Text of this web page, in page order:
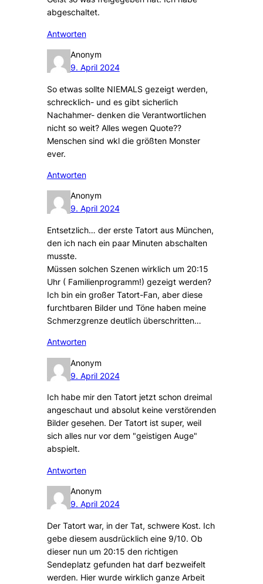
abgeschaltet.
Antworten
Anonym
9. April 2024
So etwas sollte NIEMALS gezeigt werden,
schrecklich- und es gibt sicherlich
Nachahmer- denken die Verantwortlichen
nicht so weit? Alles wegen Quote??
Menschen sind wkl die größten Monster
ever.
Antworten
Anonym
9. April 2024
Entsetzlich… der erste Tatort aus München,
den ich nach ein paar Minuten abschalten
musste.
Müssen solchen Szenen wirklich um 20:15
Uhr ( Familienprogramm!) gezeigt werden?
Ich bin ein großer Tatort-Fan, aber diese
furchtbaren Bilder und Töne haben meine
Schmerzgrenze deutlich überschritten…
Antworten
Anonym
9. April 2024
Ich habe mir den Tatort jetzt schon dreimal
angeschaut und absolut keine verstörenden
Bilder gesehen. Der Tatort ist super, weil
sich alles nur vor dem "geistigen Auge"
abspielt.
Antworten
Anonym
9. April 2024
Der Tatort war, in der Tat, schwere Kost. Ich
gebe diesem ausdrücklich eine 9/10. Ob
dieser nun um 20:15 den richtigen
Sendeplatz gefunden hat darf bezweifelt
werden. Hier wurde wirklich ganze Arbeit